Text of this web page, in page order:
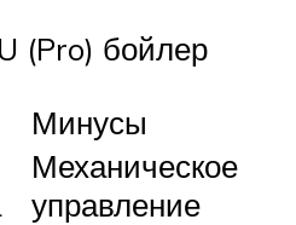
(Pro) бойлер
Минусы
Механическое
управление